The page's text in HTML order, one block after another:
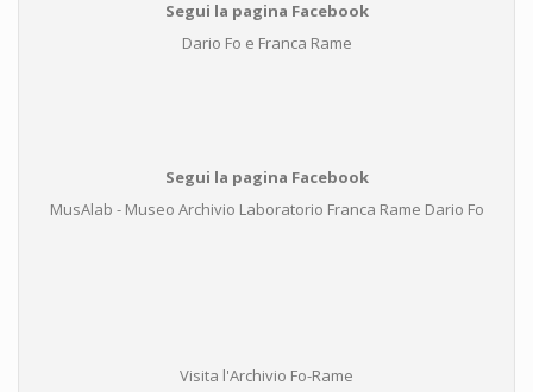
Segui la pagina Facebook
Dario Fo e Franca Rame
Segui la pagina Facebook
MusAlab - Museo Archivio Laboratorio Franca Rame Dario Fo
Visita l'Archivio Fo-Rame